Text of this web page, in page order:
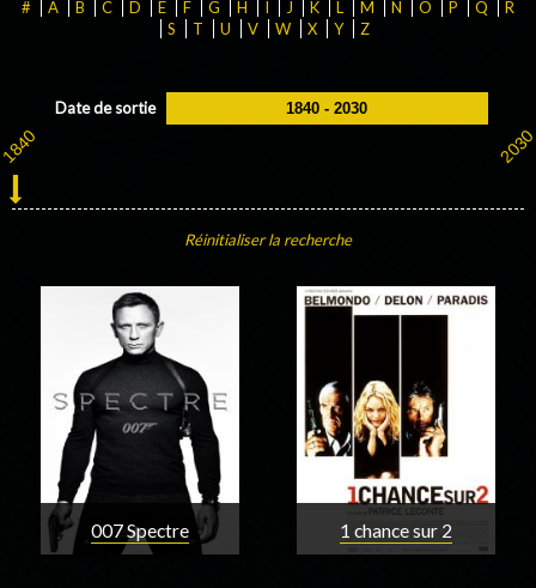
#
A B C D E F G H I J K L M N O P Q
R
S
T U V W X Y Z
Date de sortie
Réinitialiser la recherche
007 Spectre 1 chance sur 2